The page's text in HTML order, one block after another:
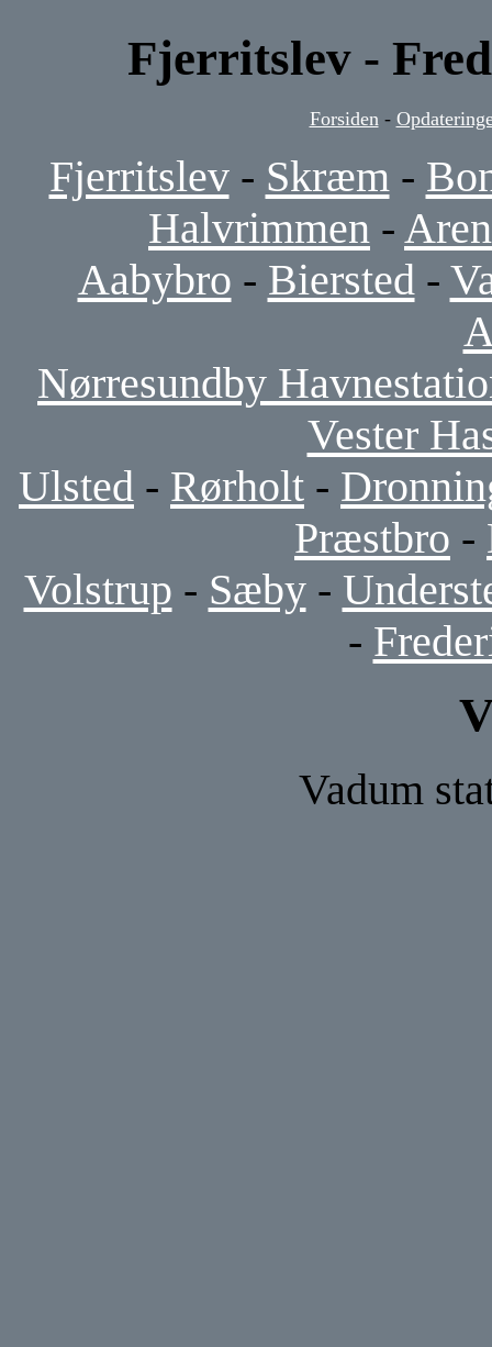
Fjerritslev -
Forsiden -
Fjerritslev- Skræm -
Halvrimmen -
Aabybro - Biersted -
Nørresundby
Vester
Ulsted - Rørholt -
Præstbro -
Volstrup - Sæby-
-
Vadum